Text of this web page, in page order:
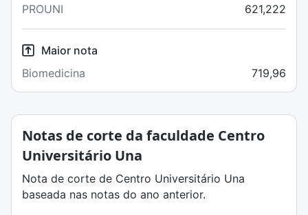
PROUNI
621,222
Maior nota
Biomedicina
719,96
Notas de corte da faculdade Centro
Universitário Una
Nota de corte de Centro Universitário Una
baseada nas notas do ano anterior.